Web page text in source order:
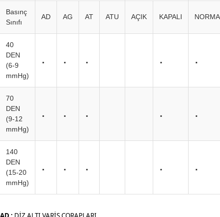
Basınç
Sınıfı
AD AG AT ATU AÇIK KAPALI
40
DEN
(6-9
mmHg)
. . . . .
70
DEN
(9-12
mmHg)
. . . . .
140
DEN
(15-20
mmHg)
. . . . .